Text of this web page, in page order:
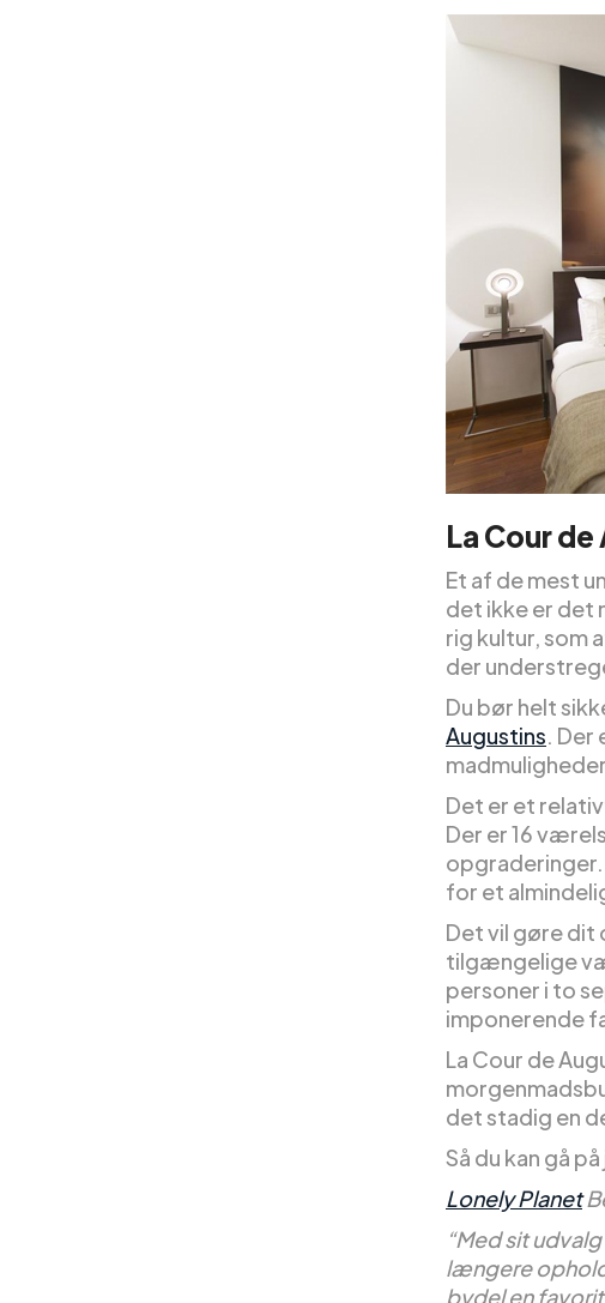
La Cour
Et af de mest
det ikke er det
rig kultur, som
der
Du bør helt
Augustins. Der
Det er et
Der er 16
for et
Det vil gøre dit
tilgængelige
personer i to
imponerende
La Cour de
det stadig en
Så du kan gå
Lonely Planet
“Med sit
længere
bydel en